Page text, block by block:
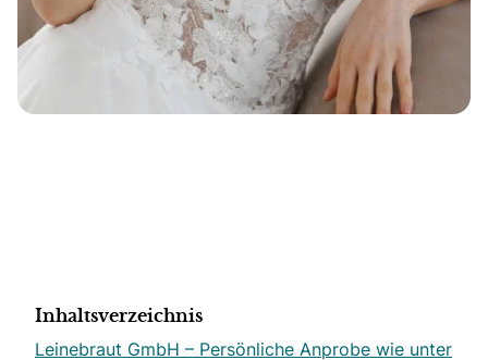
Inhaltsverzeichnis
Leinebraut GmbH – Persönliche Anprobe wie unter